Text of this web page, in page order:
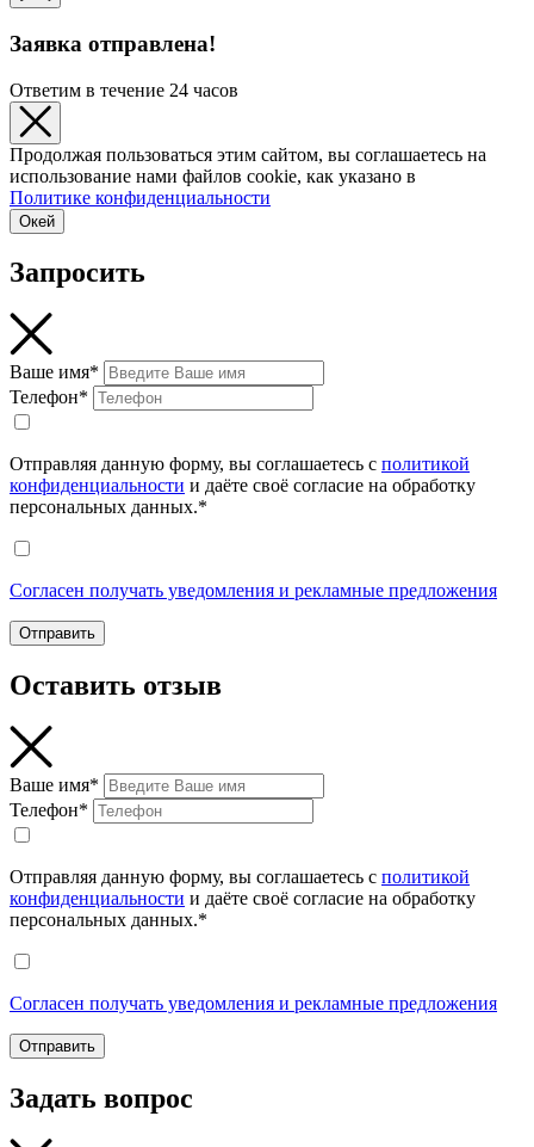
Заявка отправлена!
Ответим в течение 24 часов
Продолжая пользоваться этим сайтом, вы соглашаетесь на
использование нами файлов cookie, как указано в
Политике конфиденциальности
Окей
Запросить
Ваше имя*
Телефон*
Отправляя данную форму, вы соглашаетесь с политикой
конфиденциальности и даёте своё согласие на обработку
персональных данных.*
Согласен получать уведомления и рекламные предложения
Отправить
Оставить отзыв
Ваше имя*
Телефон*
Отправляя данную форму, вы соглашаетесь с политикой
конфиденциальности и даёте своё согласие на обработку
персональных данных.*
Согласен получать уведомления и рекламные предложения
Отправить
Задать вопрос